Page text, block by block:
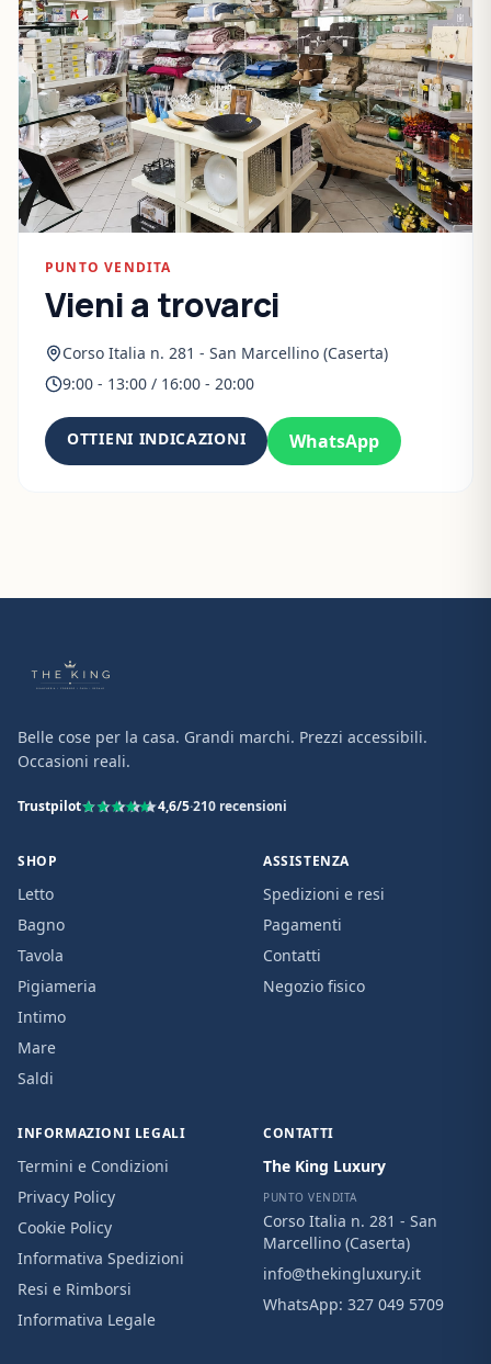
PUNTO VENDITA
Vieni a trovarci
Corso Italia n. 281 - San Marcellino (Caserta)
9:00 - 13:00 / 16:00 - 20:00
OTTIENI INDICAZIONI WhatsApp
Belle cose per la casa. Grandi marchi. Prezzi accessibili.
Occasioni reali.
Trustpilot 4,6/5·210 recensioni
SHOP
Letto
Bagno
Tavola
Pigiameria
Intimo
Mare
Saldi
ASSISTENZA
Spedizioni e resi
Pagamenti
Contatti
Negozio fisico
INFORMAZIONI LEGALI
Termini e Condizioni
Privacy Policy
Cookie Policy
Informativa Spedizioni
Resi e Rimborsi
Informativa Legale
CONTATTI
The King Luxury
PUNTO VENDITA
Corso Italia n. 281 - San
Marcellino (Caserta)
info@thekingluxury.it
WhatsApp: 327 049 5709